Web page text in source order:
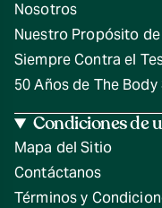
Nosotros
Nuestro Propósito
Siempre Contra el
50 Años de The Body
Condiciones de
Mapa del Sitio
Contáctanos
Términos y